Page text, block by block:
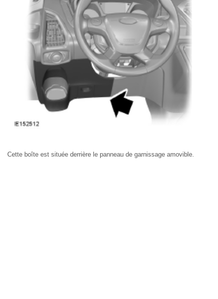
Cette boîte est située derrière le panneau de garnissage amovible.